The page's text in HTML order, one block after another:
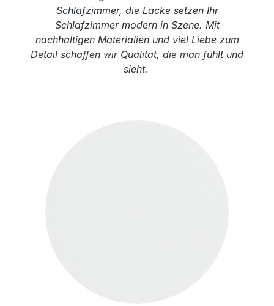
Schlafzimmer, die Lacke setzen Ihr
Schlafzimmer modern in Szene. Mit
nachhaltigen Materialien und viel Liebe zum
Detail schaffen wir Qualität, die man fühlt und
sieht.